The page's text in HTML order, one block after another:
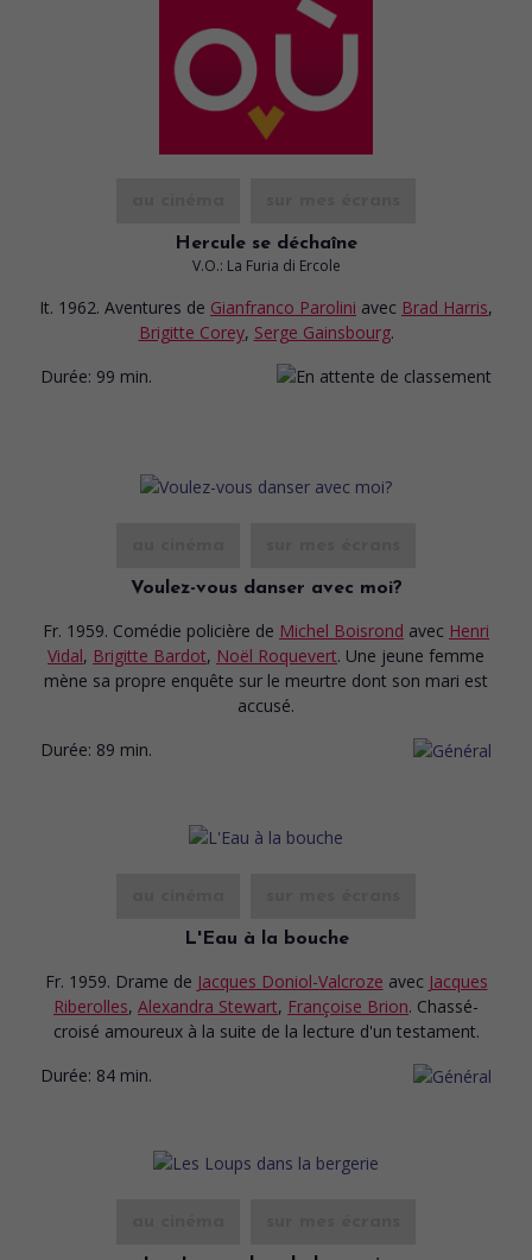
Hercule se déchaîne
V.O.: La Furia di Ercole
It. 1962. Aventures de Gianfranco Parolini avec Brad Harris,
Brigitte Corey, Serge Gainsbourg.
Durée: 99 min.
Voulez-vous danser avec moi?
Fr. 1959. Comédie policière de Michel Boisrond avec Henri
Vidal, Brigitte Bardot, Noël Roquevert. Une jeune femme
mène sa propre enquête sur le meurtre dont son mari est
accusé.
Durée: 89 min.
L'Eau à la bouche
Fr. 1959. Drame de Jacques Doniol-Valcroze avec Jacques
Riberolles, Alexandra Stewart, Françoise Brion. Chassé-
croisé amoureux à la suite de la lecture d'un testament.
Durée: 84 min.